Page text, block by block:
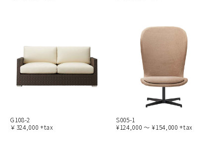
G108-2
￥324,000 +tax
S005-1
¥124,000 ～ ¥154,000 +tax